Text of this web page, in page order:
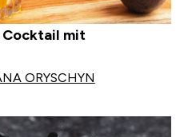
Cocktail mit
ORYSCHYN